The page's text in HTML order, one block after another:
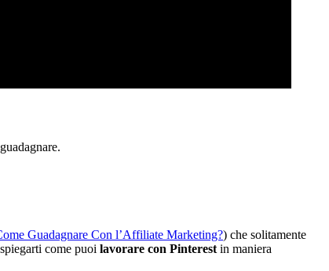
guadagnare.
Guadagnare Con l’Affiliate Marketing?) che solitamente
come puoi lavorare con Pinterest in maniera